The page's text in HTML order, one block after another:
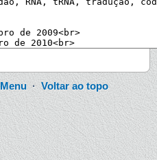
Menu ·Voltar ao topo